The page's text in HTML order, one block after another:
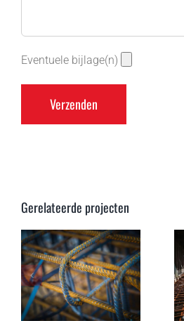
Eventuele bijlage(n)
Gerelateerde projecten
Bouwstaalmatten